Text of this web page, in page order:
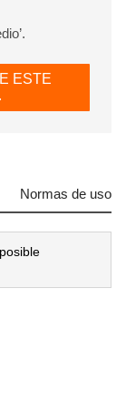
ESTE
Normas de uso